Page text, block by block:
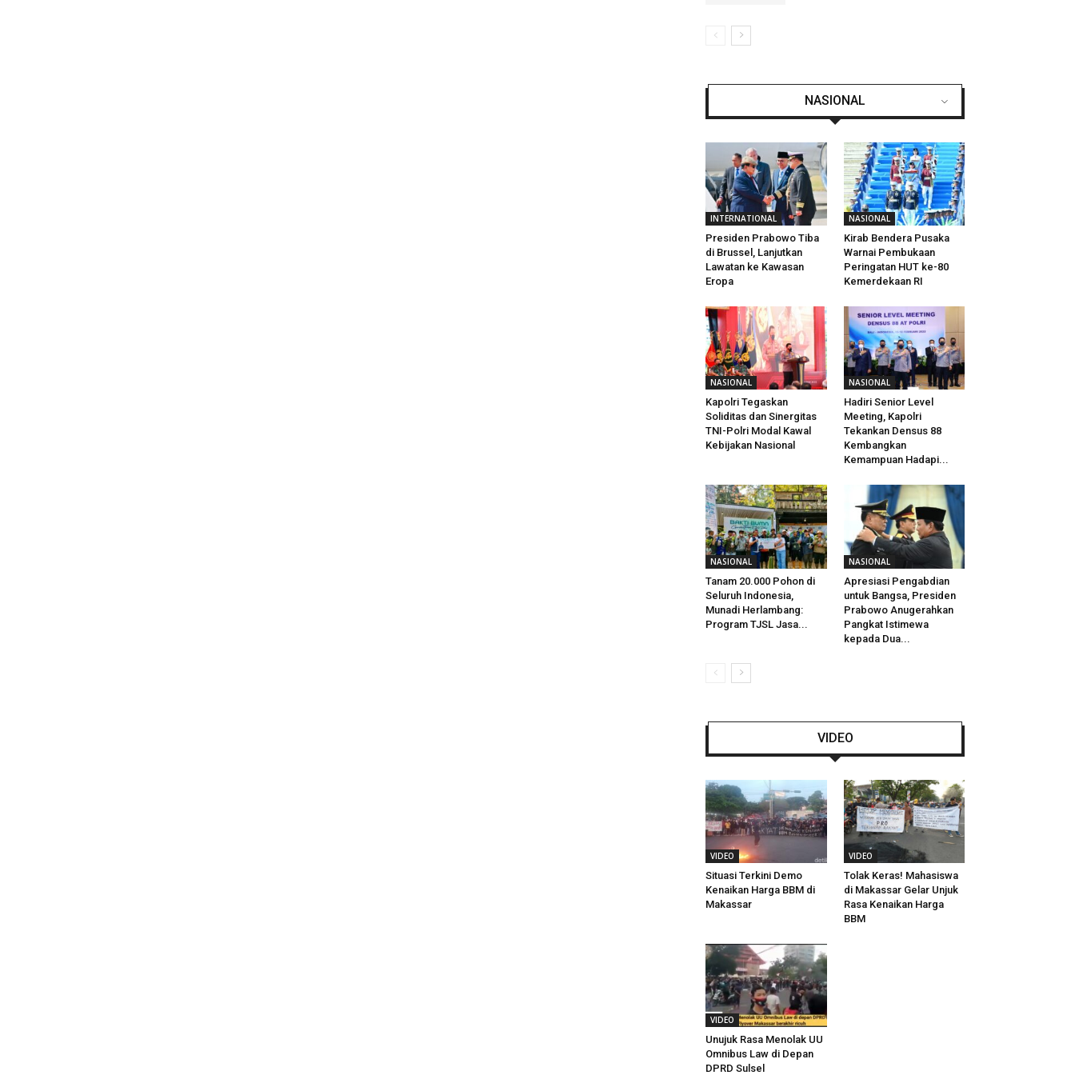
NASIONAL
INTERNATIONAL
Presiden Prabowo Tiba
di Brussel, Lanjutkan
Lawatan ke Kawasan
Eropa
NASIONAL
Kirab Bendera Pusaka
Warnai Pembukaan
Peringatan HUT ke-80
Kemerdekaan RI
NASIONAL
Kapolri Tegaskan
Soliditas dan Sinergitas
TNI-Polri Modal Kawal
Kebijakan Nasional
NASIONAL
Hadiri Senior Level
Meeting, Kapolri
Tekankan Densus 88
Kembangkan
Kemampuan Hadapi...
NASIONAL
Tanam 20.000 Pohon di
Seluruh Indonesia,
Munadi Herlambang:
Program TJSL Jasa...
NASIONAL
Apresiasi Pengabdian
untuk Bangsa, Presiden
Prabowo Anugerahkan
Pangkat Istimewa
kepada Dua...
VIDEO
VIDEO
Situasi Terkini Demo
Kenaikan Harga BBM di
Makassar
VIDEO
Tolak Keras! Mahasiswa
di Makassar Gelar Unjuk
Rasa Kenaikan Harga
BBM
VIDEO
Unujuk Rasa Menolak UU
Omnibus Law di Depan
DPRD Sulsel